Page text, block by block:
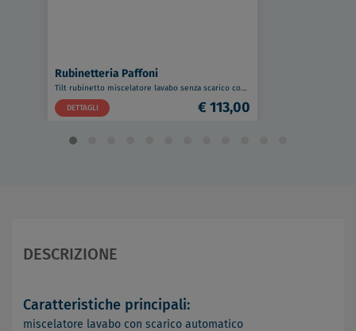
Rubinetteria Paffoni
Tilt rubinetto miscelatore lavabo senza scarico codice prod: TI071BO
DETTAGLI
€ 113,00
DESCRIZIONE
Caratteristiche principali:
miscelatore lavabo con scarico automatico